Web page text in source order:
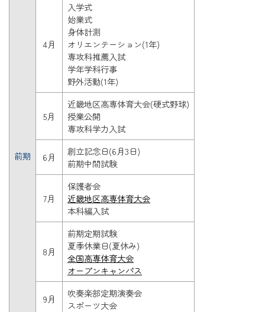
前期
4月
入学式
始業式
身体計測
オリエンテーション(1年)
専攻科推薦入試
学年学科行事
野外活動(1年)
5月
近畿地区高専体育大会(硬式野球)
授業公開
専攻科学力入試
6月
創立記念日(6月3日)
前期中間試験
7月
保護者会
近畿地区高専体育大会
本科編入試
8月
前期定期試験
夏季休業日(夏休み)
全国高専体育大会
オープンキャンパス
9月
吹奏楽部定期演奏会
スポーツ大会